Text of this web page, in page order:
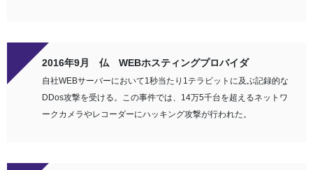
2016年9月 仏 WEBホスティングプロバイダ
自社WEBサーバーにおいて1秒当たり1テラビットに及ぶ記録的な
DDos攻撃を受ける。この事件では、14万5千台を超えるネットワ
ークカメラやレコーダーにハッキング攻撃が行われた。